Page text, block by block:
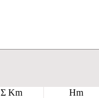
Σ Km
Hm